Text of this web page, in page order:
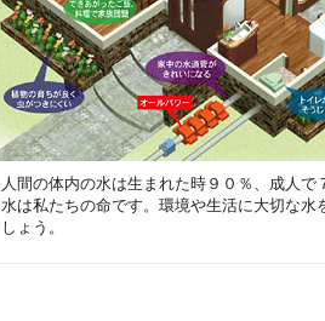
人間の体内の水は生まれた時９０％、成人で
水は私たちの命です。環境や生活に大切な水
しょう。